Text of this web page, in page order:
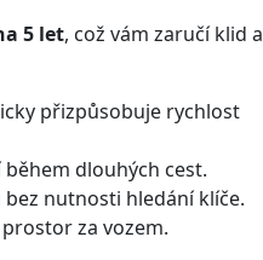
5 let, což vám zaručí klid a
přizpůsobuje rychlost
dlouhých cest.
nutnosti hledání klíče.
za vozem.